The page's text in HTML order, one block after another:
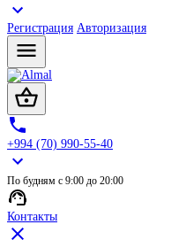
Регистрация Авторизация
+994 (70) 990-55-40
По будням с 9:00 до 20:00
Контакты